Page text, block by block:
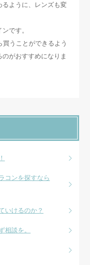
るように、レンズも変
です。
うことができるよう
がおすすめになりま
コンを探すなら
いけるのか？
相談を。